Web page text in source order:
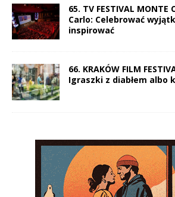
65. TV FESTIVAL MONTE
Carlo: Celebrować
inspirować
66. KRAKÓW FILM
Igraszki z diabłem albo